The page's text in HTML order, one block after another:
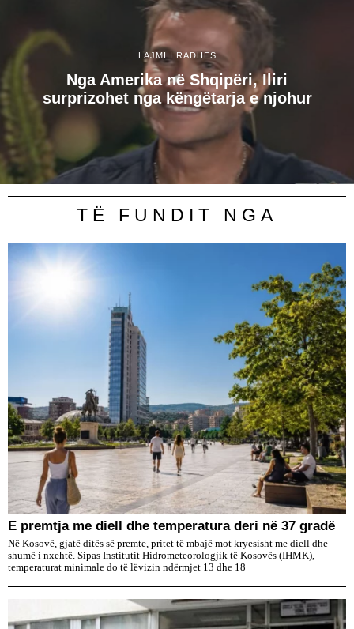
LAJMI I RADHËS
Nga Amerika në Shqipëri, Iliri
surprizohet nga këngëtarja e njohur
TË FUNDIT NGA
E premtja me diell dhe temperatura deri në 37 gradë
Në Kosovë, gjatë ditës së premte, pritet të mbajë mot kryesisht me diell dhe
shumë i nxehtë. Sipas Institutit Hidrometeorologjik të Kosovës (IHMK),
temperaturat minimale do të lëvizin ndërmjet 13 dhe 18